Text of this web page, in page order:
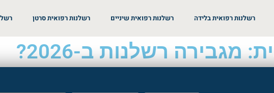
רשלנות רפואית בלידה רשלנות רפואית שיניים רשלנות רפואית סרטן
מגבירה רשלנות ב-2026?